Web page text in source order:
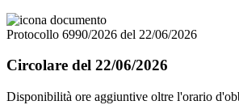
Protocollo 6990/2026 del 22/06/2026
Circolare del 22/06/2026
Disponibilità ore aggiuntive oltre l'orario